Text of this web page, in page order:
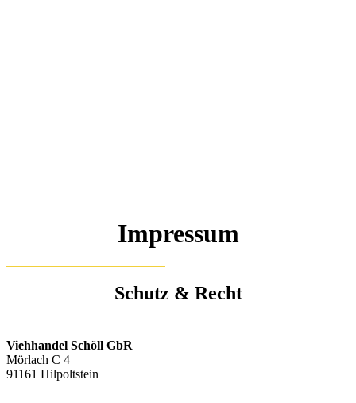
Impressum
Schutz & Recht
Viehhandel Schöll GbR
Mörlach C 4
91161 Hilpoltstein